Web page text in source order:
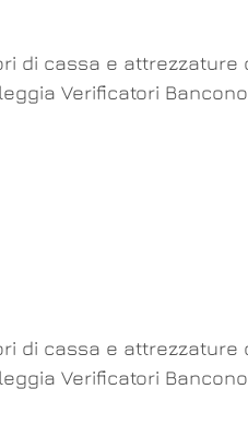
di cassa e
Verificatori
di cassa e
Verificatori